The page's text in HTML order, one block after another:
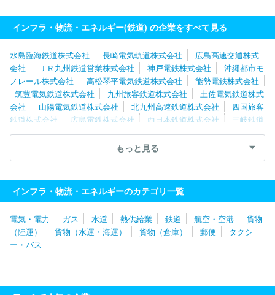
鉄道株式会社
長崎電気軌道株式会社 大井川鐵道株式会社
信州
綜合開発観光株式会社
東武鉄道株式会社 黒部峡谷鉄道株式会社
インフラ・物流・エネルギー(鉄道) の企業をすべて見る
水島臨海鉄道株式会社 長崎電気軌道株式会社
広島高速交通株式
会社
ＪＲ九州鉄道営業株式会社 神戸電鉄株式会社
沖縄都市モ
ノレール株式会社
高松琴平電気鉄道株式会社
能勢電鉄株式会社
筑豊電気鉄道株式会社
九州旅客鉄道株式会社
土佐電気鉄道株式
会社
山陽電気鉄道株式会社 北九州高速鉄道株式会社
四国旅客
鉄道株式会社
広島電鉄株式会社 西日本鉄道株式会社
三岐鉄道
株式会社
アルピナＢＩ株式会社 株式会社五竜
大井川鐵道株式
株式会社ＪＲ東海交通事業 近江鉄道株式会社
愛知環状鉄
道株式会社
海旅客鉄道株式会社（JR東海）
株式会社京阪ステーションマネジメ
ント
京阪ホールディングス株式会社 阪神電気鉄道株式会社
名湖鉄道株式会社
長野電鉄株式会社
西日本旅客鉄道株式会社
（JR西日本）
京福電気鉄道株式会社
阪急阪神ホールディングス
株式会社
社
秩父鉄道株式会社 株式会社りんゆう観光
北海道旅客鉄道株
もっと見る
インフラ・物流・エネルギーのカテゴリ一覧
電気・電力 ガス 水道 熱供給業 鉄道 航空・空港
貨物
（陸運）
貨物（水運・海運） 貨物（倉庫） 郵便
タクシ
ー・バス